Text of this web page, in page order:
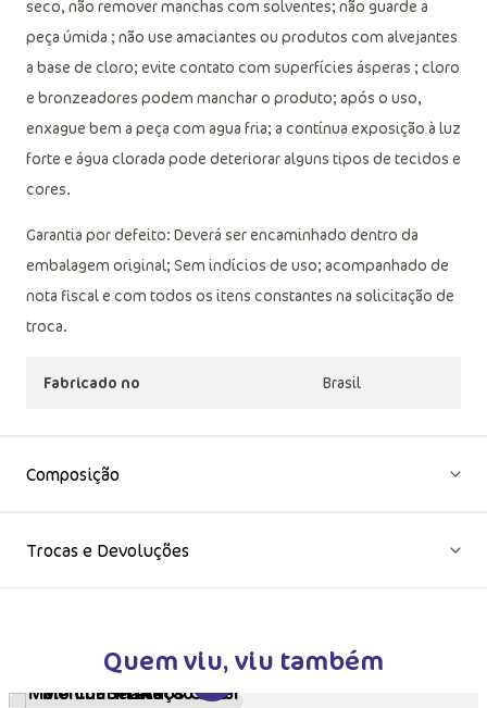
seco, não remover manchas com solventes; não guarde a
peça úmida ; não use amaciantes ou produtos com alvejantes
a base de cloro; evite contato com superfícies ásperas ; cloro
e bronzeadores podem manchar o produto; após o uso,
enxague bem a peça com agua fria; a contínua exposição à luz
forte e água clorada pode deteriorar alguns tipos de tecidos e
cores.
Garantia por defeito: Deverá ser encaminhado dentro da
embalagem original; Sem indícios de uso; acompanhado de
nota fiscal e com todos os itens constantes na solicitação de
troca.
Fabricado no Brasil
Composição
Trocas e Devoluções
Quem viu, viu também